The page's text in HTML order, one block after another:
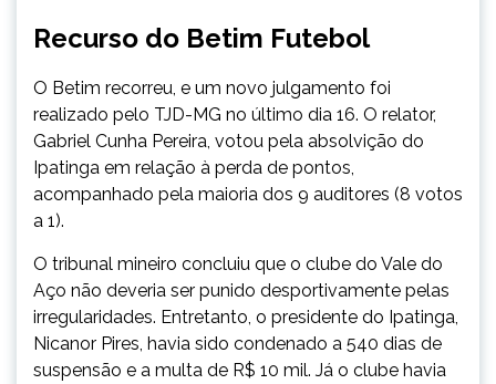
Recurso do Betim Futebol
O Betim recorreu, e um novo julgamento foi
realizado pelo TJD-MG no último dia 16. O relator,
Gabriel Cunha Pereira, votou pela absolvição do
Ipatinga em relação à perda de pontos,
acompanhado pela maioria dos 9 auditores (8 votos
a 1).
O tribunal mineiro concluiu que o clube do Vale do
Aço não deveria ser punido desportivamente pelas
irregularidades. Entretanto, o presidente do Ipatinga,
Nicanor Pires, havia sido condenado a 540 dias de
suspensão e a multa de R$ 10 mil. Já o clube havia